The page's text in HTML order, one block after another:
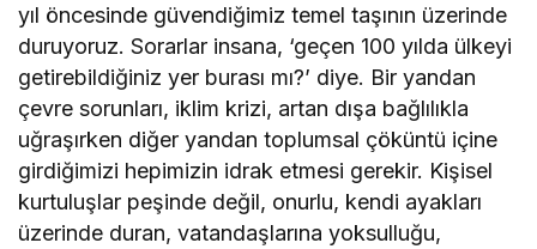
yıl öncesinde güvendiğimiz temel taşının üzerinde
duruyoruz. Sorarlar insana, ‘geçen 100 yılda ülkeyi
getirebildiğiniz yer burası mı?’ diye. Bir yandan
çevre sorunları, iklim krizi, artan dışa bağlılıkla
uğraşırken diğer yandan toplumsal çöküntü içine
girdiğimizi hepimizin idrak etmesi gerekir. Kişisel
kurtuluşlar peşinde değil, onurlu, kendi ayakları
üzerinde duran, vatandaşlarına yoksulluğu,